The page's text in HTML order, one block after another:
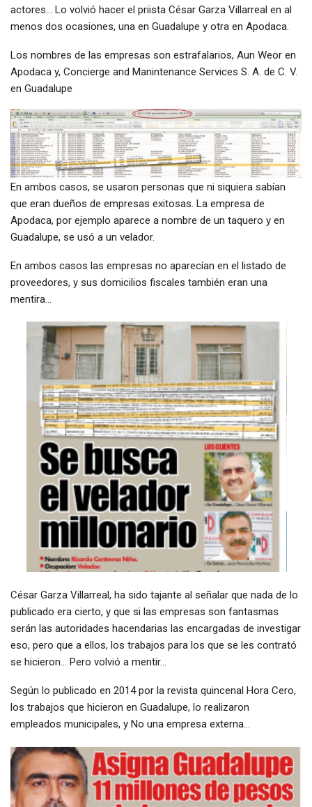
actores… Lo volvió hacer el priista César Garza Villarreal en al
menos dos ocasiones, una en Guadalupe y otra en Apodaca.
Los nombres de las empresas son estrafalarios, Aun Weor en
Apodaca y, Concierge and Manintenance Services S. A. de C. V.
en Guadalupe
En ambos casos, se usaron personas que ni siquiera sabían
que eran dueños de empresas exitosas. La empresa de
Apodaca, por ejemplo aparece a nombre de un taquero y en
Guadalupe, se usó a un velador.
En ambos casos las empresas no aparecían en el listado de
proveedores, y sus domicilios fiscales también eran una
mentira…
César Garza Villarreal, ha sido tajante al señalar que nada de lo
publicado era cierto, y que si las empresas son fantasmas
serán las autoridades hacendarias las encargadas de investigar
eso, pero que a ellos, los trabajos para los que se les contrató
se hicieron… Pero volvió a mentir…
Según lo publicado en 2014 por la revista quincenal Hora Cero,
los trabajos que hicieron en Guadalupe, lo realizaron
empleados municipales, y No una empresa externa…